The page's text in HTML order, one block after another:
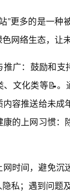
”更多的是一
网络生态，让
广：鼓励和支
文化类等📝
容推送给未
的上网习惯
时间，避免沉
私；遇到问题